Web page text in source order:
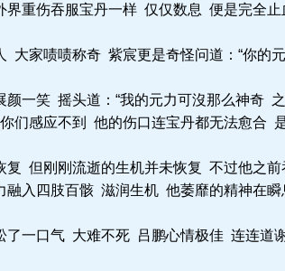
重伤吞服宝丹一样 仅仅数息 便是完全
家啧啧称奇 紫宸更是奇怪问道：“你的
一笑 摇头道：“我的元力可沒那么神奇
们感应不到 他的伤口连宝丹都无法愈合
但刚刚流逝的生机并未恢复 不过他之
融入四肢百骸 滋润生机 他萎靡的精神在瞬
一口气 大难不死 吕鹏心情极佳 连连道